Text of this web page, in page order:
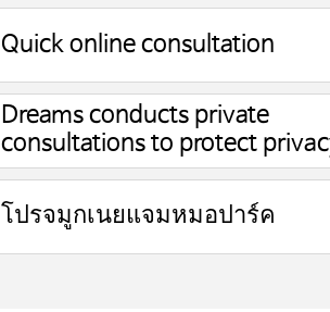
Quick online consultation
Dreams conducts private
consultations to protect
โปรจมูกเนยแจมหมอปาร์ค